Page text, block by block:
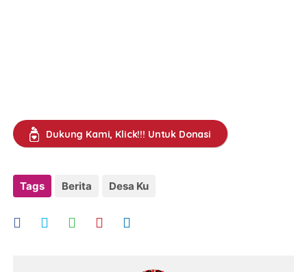
Dukung Kami, Klick!!! Untuk Donasi
Tags Berita Desa Ku